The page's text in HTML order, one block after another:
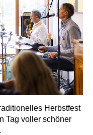
Herbstfest
Tag voller schöner